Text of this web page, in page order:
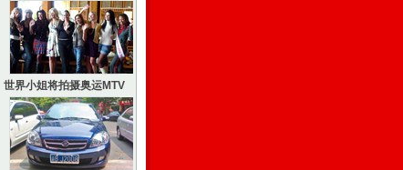
世界小姐将拍摄奥运MTV